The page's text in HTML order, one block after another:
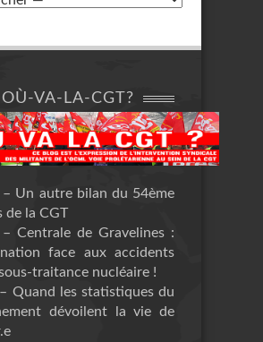
OÙ-VA-LA-CGT?
Un autre bilan du 54ème
de la CGT
Centrale de Gravelines :
face aux accidents
traitance nucléaire !
Quand les statistiques du
dévoilent la vie de